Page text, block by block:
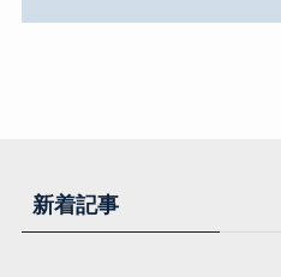
新着記事